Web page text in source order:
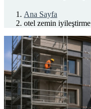
Ana Sayfa
otel zemin iyileştirme